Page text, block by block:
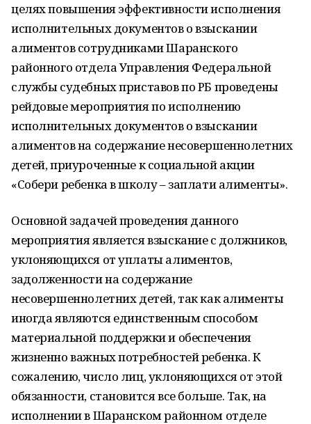
целях повышения эффективности исполнения
исполнительных документов о взыскании
алиментов сотрудниками Шаранского
районного отдела Управления Федеральной
службы судебных приставов по РБ проведены
рейдовые мероприятия по исполнению
исполнительных документов о взыскании
алиментов на содержание несовершеннолетних
детей, приуроченные к социальной акции
«Собери ребенка в школу – заплати алименты».
Основной задачей проведения данного
мероприятия является взыскание с должников,
уклоняющихся от уплаты алиментов,
задолженности на содержание
несовершеннолетних детей, так как алименты
иногда являются единственным способом
материальной поддержки и обеспечения
жизненно важных потребностей ребенка. К
сожалению, число лиц, уклоняющихся от этой
обязанности, становится все больше. Так, на
исполнении в Шаранском районном отделе